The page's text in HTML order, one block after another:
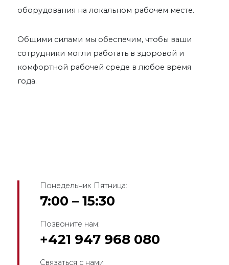
оборудования на локальном рабочем месте.
Общими силами мы обеспечим, чтобы ваши
сотрудники могли работать в здоровой и
комфортной рабочей среде в любое время
года.
Понедельник Пятница:
7:00 – 15:30
Позвоните нам:
+421 947 968 080
Связаться с нами